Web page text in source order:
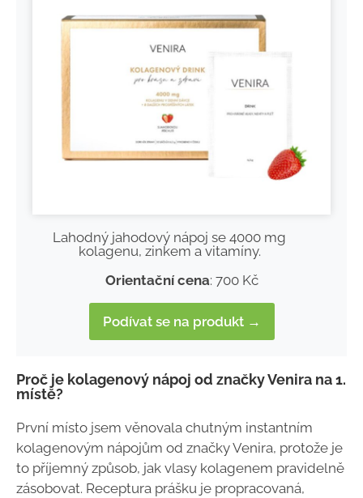
Lahodný jahodový nápoj se 4000 mg
kolagenu, zinkem a vitamíny.
Orientační cena: 700 Kč
Podívat se na produkt →
Proč je kolagenový nápoj od značky Venira na 1.
místě?
První místo jsem věnovala chutným instantním
kolagenovým nápojům od značky Venira, protože je
to příjemný způsob, jak vlasy kolagenem pravidelně
zásobovat. Receptura prášku je propracovaná,